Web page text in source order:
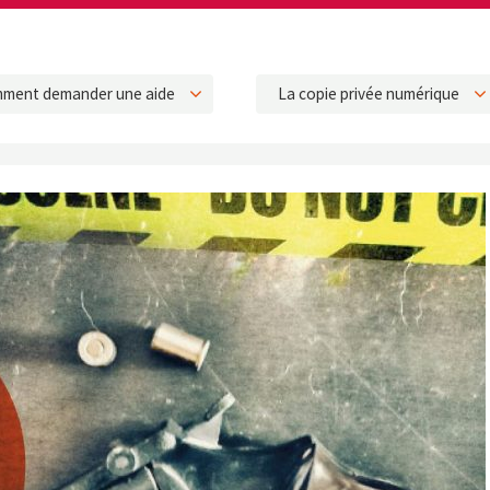
demander une aide La copie privée numérique